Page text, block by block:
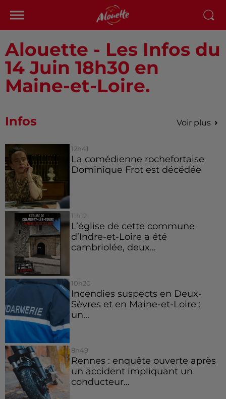
Alouette - Les Infos du
14 Juin 18h30 en
Maine-et-Loire.
Infos Voir plus
12h41
La comédienne rochefortaise
Dominique Frot est décédée
11h12
L’église de cette commune
d’Indre-et-Loire a été
cambriolée, deux...
10h20
Incendies suspects en Deux-
Sèvres et en Maine-et-Loire :
un...
8h49
Rennes : enquête ouverte après
un accident impliquant un
conducteur...